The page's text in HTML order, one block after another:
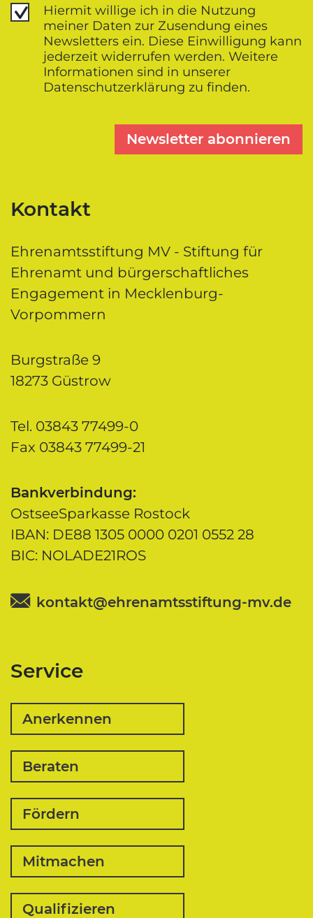
Kontakt
Ehrenamtsstiftung MV - Stiftung für
Ehrenamt und bürgerschaftliches
Engagement in Mecklenburg-
Vorpommern
Burgstraße 9
18273 Güstrow
Tel. 03843 77499-0
Fax 03843 77499-21
Bankverbindung:
OstseeSparkasse Rostock
IBAN: DE88 1305 0000 0201 0552 28
BIC: NOLADE21ROS
kontakt@ehrenamtsstiftung-mv.de
Service
Anerkennen
Beraten
Fördern
Mitmachen
Qualifizieren
Hiermit willige ich in die Nutzung
meiner Daten zur Zusendung eines
Newsletters ein. Diese Einwilligung kann
jederzeit widerrufen werden. Weitere
Informationen sind in unserer
Datenschutz­erklärung zu finden.
Newsletter abonnieren